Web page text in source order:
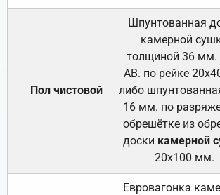
Пол чистовой
Шпунтованная
камерной
толщиной 36 мм.
АВ. по рейке
либо
16 мм. по
обрешётке из
доски камерной
20х100 мм.
Евровагонка